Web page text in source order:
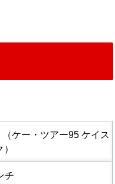
ケー・ツアー95 ケイス
チ